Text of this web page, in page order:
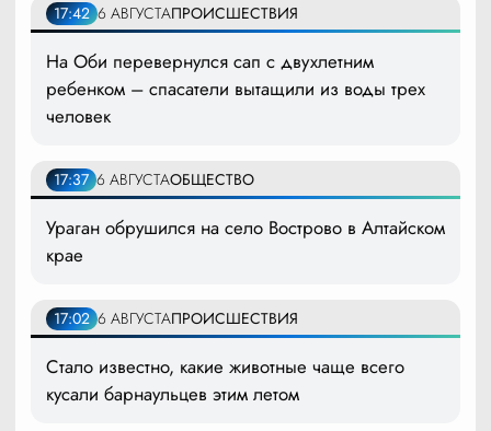
17:42 6 АВГУСТАПРОИСШЕСТВИЯ
На Оби перевернулся сап с двухлетним
ребенком – спасатели вытащили из воды трех
человек
17:37 6 АВГУСТАОБЩЕСТВО
Ураган обрушился на село Вострово в Алтайском
крае
17:02 6 АВГУСТАПРОИСШЕСТВИЯ
Стало известно, какие животные чаще всего
кусали барнаульцев этим летом